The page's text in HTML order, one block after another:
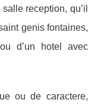
reception, qu’il
genis fontaines,
d’un hotel avec
ou de caractere,